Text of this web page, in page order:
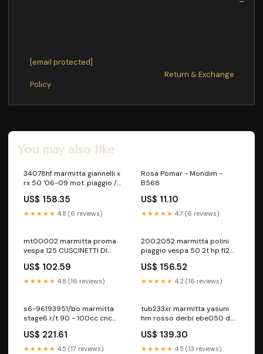
[email protected]
Return & Exchange
Policy
You may also like
34078hf marmitta giannelli x
rx 50 '06-09 mot. piaggio /
(attenzione la marmitta
viene fornita senza s
CARTER - COPRICARTER -
US$ 158.35
★★★★★ 4.8 (6 reviews)
Rosa Pomar - Mondim -
B568
US$ 11.10
★★★★★ 4.7 (6 reviews)
mt00002 marmitta proma
vespa 125 CUSCINETTI DI
US$ 102.59
★★★★★ 4.8 (16 reviews)
200.2052 marmitta polini
piaggio vespa 50 2t hp fl2
US$ 156.52
★★★★★ 4.2 (16 reviews)
s6-96193951/bo marmitta
stage6 r/t 90 - 100cc cnc
(d50b0) stage6 rt
MINARELLI ORIZZONTALE E
US$ 221.61
★★★★★ 4.5 (17 reviews)
tub233xr marmitta yasuni
hm rosso derbi ebe050 d.
KIT CARENE
US$ 139.30
★★★★★ 4.5 (13 reviews)